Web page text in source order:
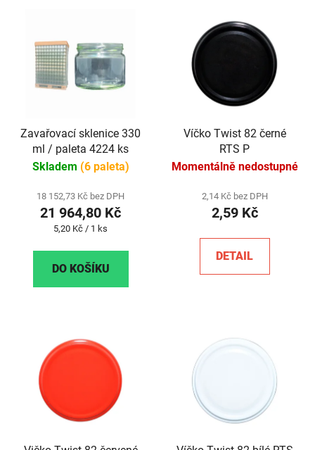
Zavařovací sklenice 330
ml / paleta 4224 ks
Skladem (6 paleta)
18 152,73 Kč bez DPH
21 964,80 Kč
Měrná
5,20 Kč / 1 ks
DO KOŠÍKU
Víčko Twist 82 černé
RTS P
Momentálně nedostupné
2,14 Kč bez DPH
2,59 Kč
DETAIL